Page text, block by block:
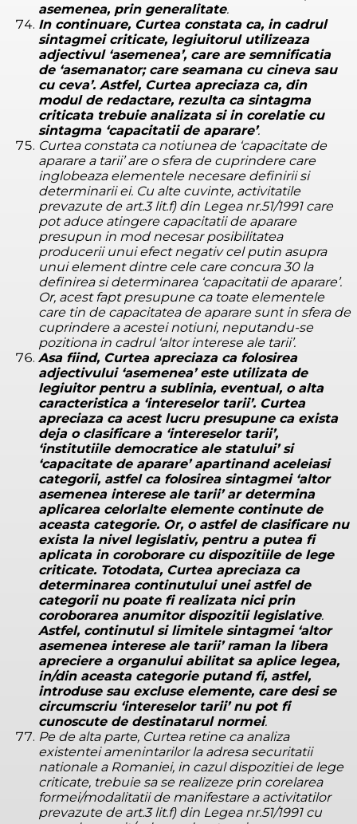
asemenea, prin generalitate.
In continuare, Curtea constata ca, in cadrul
sintagmei criticate, legiuitorul utilizeaza
adjectivul ‘asemenea’, care are semnificatia
de ‘asemanator; care seamana cu cineva sau
cu ceva’. Astfel, Curtea apreciaza ca, din
modul de redactare, rezulta ca sintagma
criticata trebuie analizata si in corelatie cu
sintagma ‘capacitatii de aparare’.
Curtea constata ca notiunea de ‘capacitate de
aparare a tarii’ are o sfera de cuprindere care
inglobeaza elementele necesare definirii si
determinarii ei. Cu alte cuvinte, activitatile
prevazute de art.3 lit.f) din Legea nr.51/1991 care
pot aduce atingere capacitatii de aparare
presupun in mod necesar posibilitatea
producerii unui efect negativ cel putin asupra
unui element dintre cele care concura 30 la
definirea si determinarea ‘capacitatii de aparare’.
Or, acest fapt presupune ca toate elementele
care tin de capacitatea de aparare sunt in sfera de
cuprindere a acestei notiuni, neputandu-se
pozitiona in cadrul ‘altor interese ale tarii’.
Asa fiind, Curtea apreciaza ca folosirea
adjectivului ‘asemenea’ este utilizata de
legiuitor pentru a sublinia, eventual, o alta
caracteristica a ‘intereselor tarii’. Curtea
apreciaza ca acest lucru presupune ca exista
deja o clasificare a ‘intereselor tarii’,
‘institutiile democratice ale statului’ si
‘capacitate de aparare’ apartinand aceleiasi
categorii, astfel ca folosirea sintagmei ‘altor
asemenea interese ale tarii’ ar determina
aplicarea celorlalte elemente continute de
aceasta categorie. Or, o astfel de clasificare nu
exista la nivel legislativ, pentru a putea fi
aplicata in coroborare cu dispozitiile de lege
criticate. Totodata, Curtea apreciaza ca
determinarea continutului unei astfel de
categorii nu poate fi realizata nici prin
coroborarea anumitor dispozitii legislative.
Astfel, continutul si limitele sintagmei ‘altor
asemenea interese ale tarii’ raman la libera
apreciere a organului abilitat sa aplice legea,
in/din aceasta categorie putand fi, astfel,
introduse sau excluse elemente, care desi se
circumscriu ‘intereselor tarii’ nu pot fi
cunoscute de destinatarul normei.
Pe de alta parte, Curtea retine ca analiza
existentei amenintarilor la adresa securitatii
nationale a Romaniei, in cazul dispozitiei de lege
criticate, trebuie sa se realizeze prin corelarea
formei/modalitatii de manifestare a activitatilor
prevazute de art.3 lit.f) din Legea nr.51/1991 cu